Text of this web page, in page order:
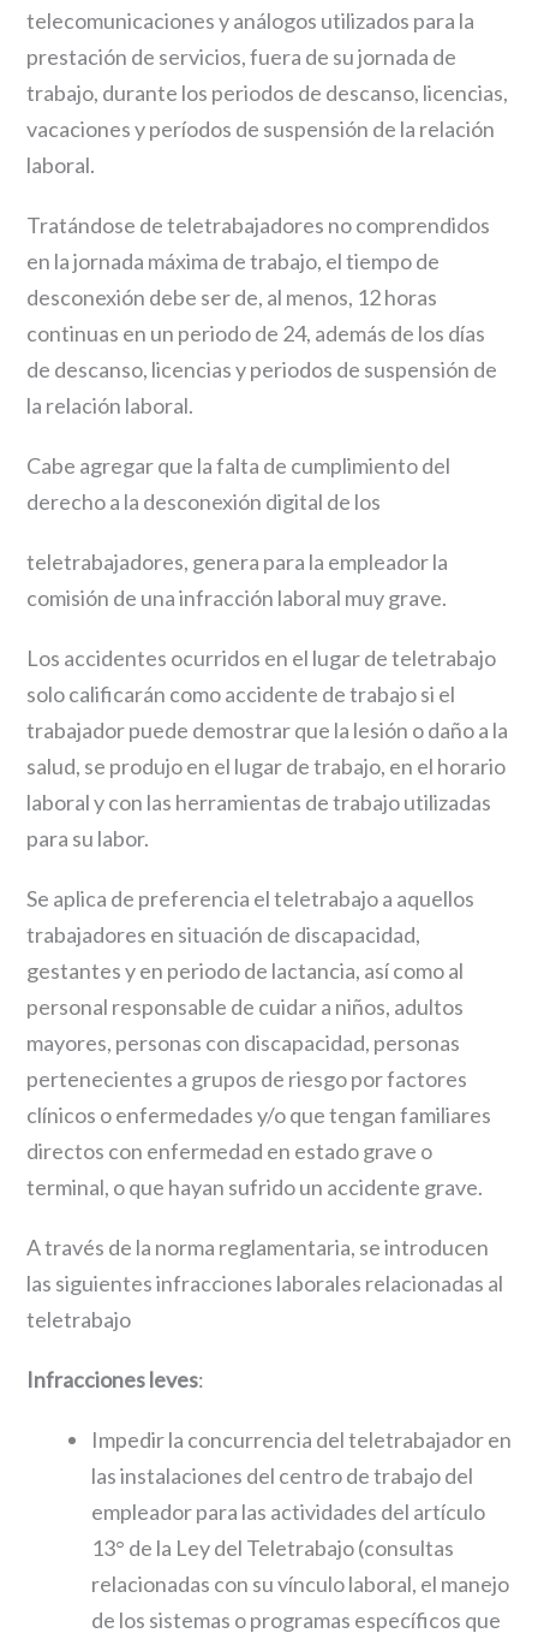
telecomunicaciones y análogos utilizados para la
prestación de servicios, fuera de su jornada de
trabajo, durante los periodos de descanso, licencias,
vacaciones y períodos de suspensión de la relación
laboral.
Tratándose de teletrabajadores no comprendidos
en la jornada máxima de trabajo, el tiempo de
desconexión debe ser de, al menos, 12 horas
continuas en un periodo de 24, además de los días
de descanso, licencias y periodos de suspensión de
la relación laboral.
Cabe agregar que la falta de cumplimiento del
derecho a la desconexión digital de los
teletrabajadores, genera para la empleador la
comisión de una infracción laboral muy grave.
Los accidentes ocurridos en el lugar de teletrabajo
solo calificarán como accidente de trabajo si el
trabajador puede demostrar que la lesión o daño a la
salud, se produjo en el lugar de trabajo, en el horario
laboral y con las herramientas de trabajo utilizadas
para su labor.
Se aplica de preferencia el teletrabajo a aquellos
trabajadores en situación de discapacidad,
gestantes y en periodo de lactancia, así como al
personal responsable de cuidar a niños, adultos
mayores, personas con discapacidad, personas
pertenecientes a grupos de riesgo por factores
clínicos o enfermedades y/o que tengan familiares
directos con enfermedad en estado grave o
terminal, o que hayan sufrido un accidente grave.
A través de la norma reglamentaria, se introducen
las siguientes infracciones laborales relacionadas al
teletrabajo
Infracciones leves:
Impedir la concurrencia del teletrabajador en
las instalaciones del centro de trabajo del
empleador para las actividades del artículo
13° de la Ley del Teletrabajo (consultas
relacionadas con su vínculo laboral, el manejo
de los sistemas o programas específicos que